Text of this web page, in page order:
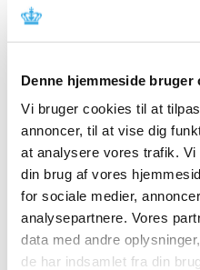
Denne hjemmeside bruger
Vi bruger cookies til at
annoncer, til at vise dig
at analysere vores trafik.
din brug af vores
for sociale medier,
analysepartnere. Vores
data med andre
de har indsamlet fra din
TID
2025 (158)
2024 (224)
2023 (195)
2022 (197)
2021 (516)
2019 (159)
2018 (150)